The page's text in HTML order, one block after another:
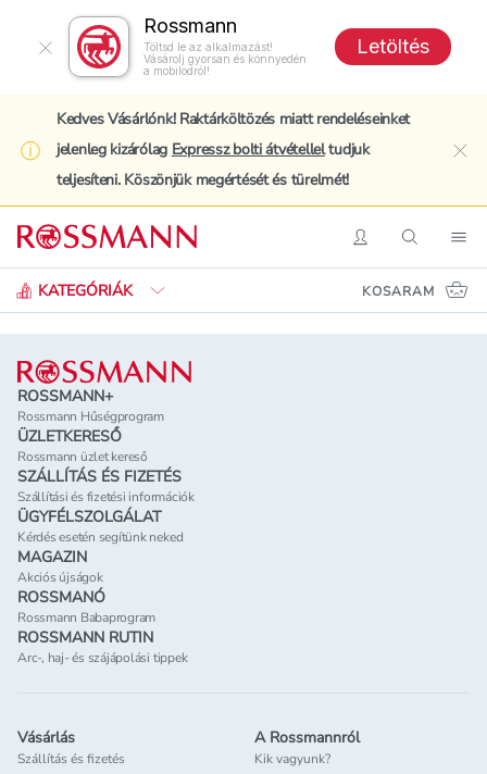
Rossmann
Töltsd le az alkalmazást!
Vásárolj gyorsan és könnyedén
a mobilodról!
Letöltés
Kedves Vásárlónk! Raktárköltözés miatt rendeléseinket
jelenleg kizárólag Expressz bolti átvételleltudjuk
teljesíteni. Köszönjük megértését és türelmét!
BelépésKeresés
KATEGÓRIÁK
Keresés
KOSARAM
Lábléc
ROSSMANN+
Rossmann Hűségprogram
ÜZLETKERESŐ
Rossmann üzlet kereső
SZÁLLÍTÁS ÉS FIZETÉS
Szállítási és fizetési információk
ÜGYFÉLSZOLGÁLAT
Kérdés esetén segítünk neked
MAGAZIN
Akciós újságok
ROSSMANÓ
Rossmann Babaprogram
ROSSMANN RUTIN
Arc-, haj- és szájápolási tippek
Vásárlás
Szállítás és fizetés
A Rossmannról
Kik vagyunk?